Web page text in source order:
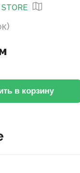
)
в корзину